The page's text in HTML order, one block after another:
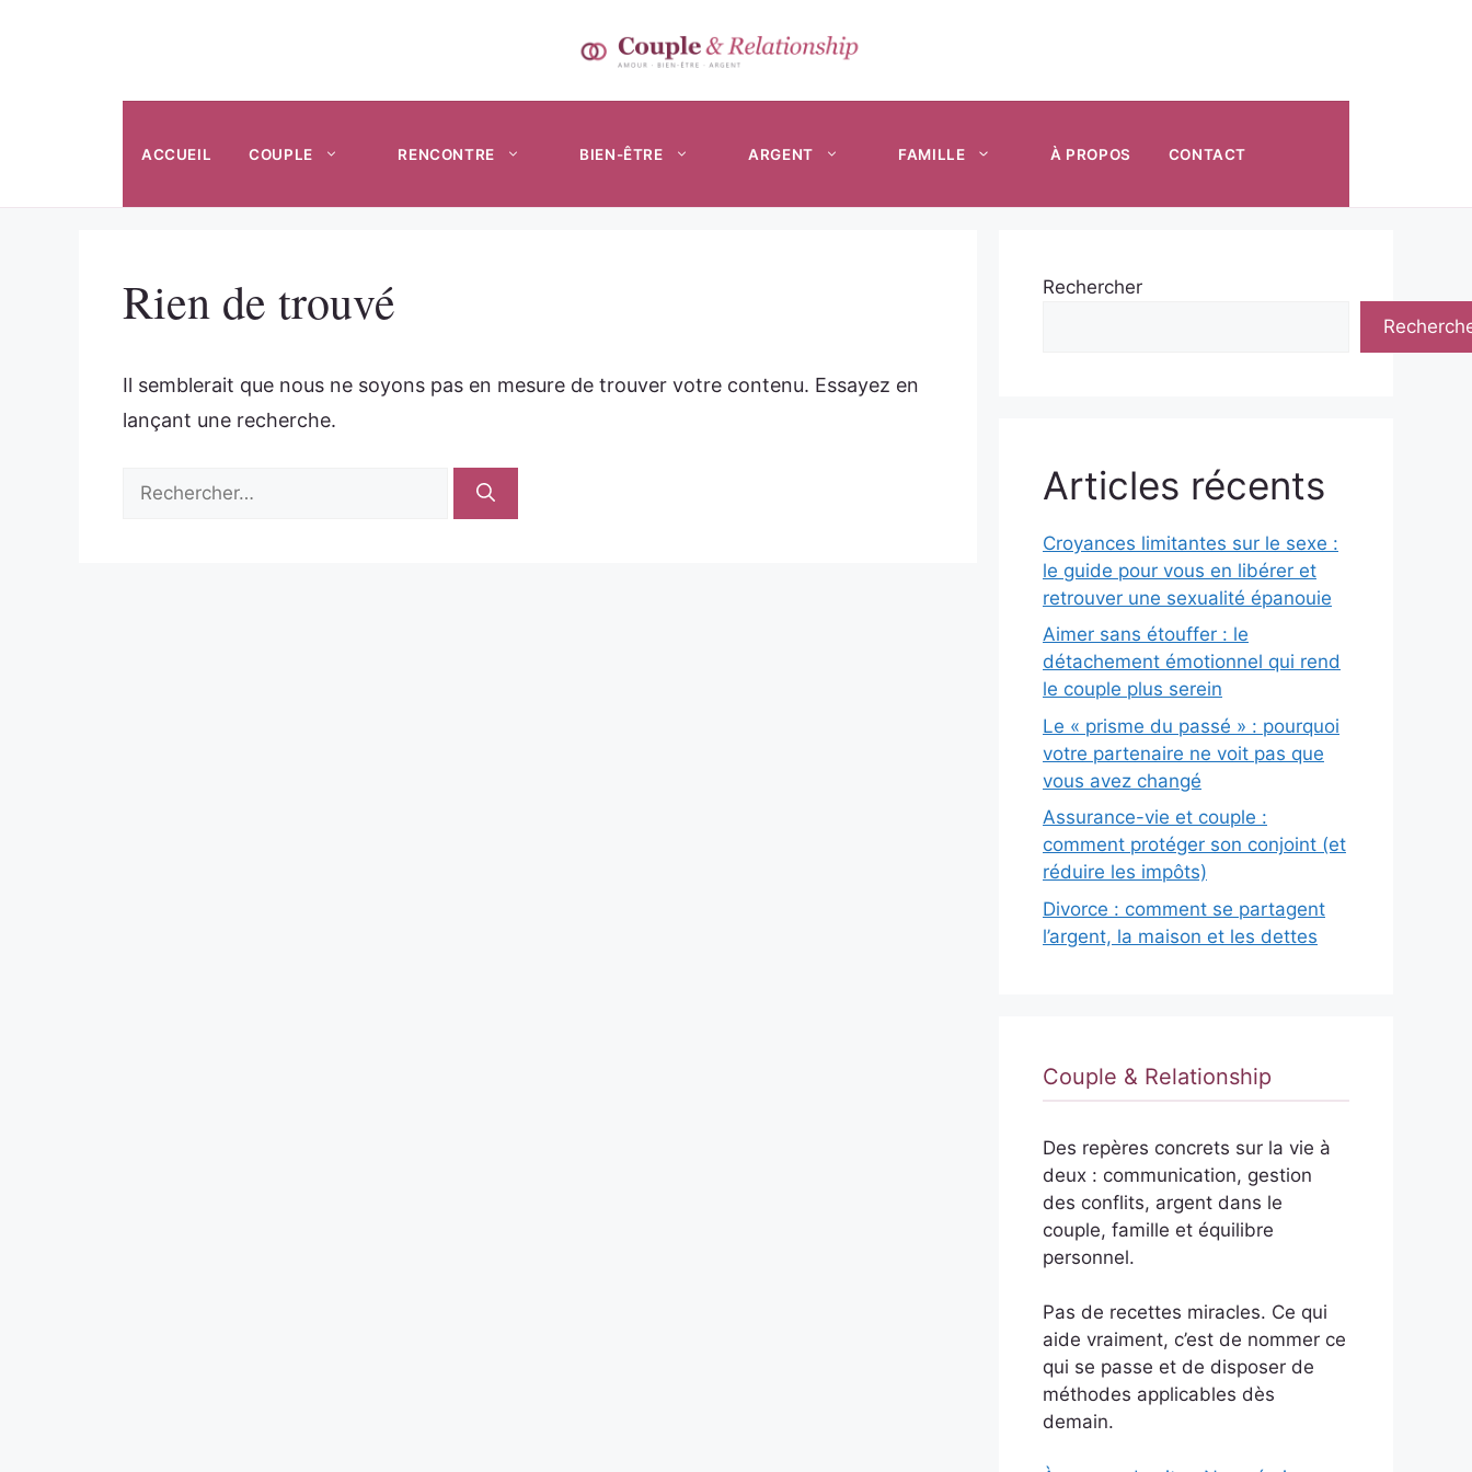
ACCUEIL COUPLE RENCONTRE BIEN-ÊTRE ARGENT FAMILLE À PROPOS CONTACT
Rien de trouvé
Il semblerait que nous ne soyons pas en mesure de trouver votre contenu. Essayez en
lançant une recherche.
Rechercher :
Rechercher
Articles récents
Croyances limitantes sur le sexe :
le guide pour vous en libérer et
retrouver une sexualité épanouie
Aimer sans étouffer : le
détachement émotionnel qui rend
le couple plus serein
Le « prisme du passé » : pourquoi
votre partenaire ne voit pas que
vous avez changé
Assurance-vie et couple :
comment protéger son conjoint (et
réduire les impôts)
Divorce : comment se partagent
l’argent, la maison et les dettes
Couple & Relationship
Des repères concrets sur la vie à
deux : communication, gestion
des conflits, argent dans le
couple, famille et équilibre
personnel.
Pas de recettes miracles. Ce qui
aide vraiment, c’est de nommer ce
qui se passe et de disposer de
méthodes applicables dès
demain.